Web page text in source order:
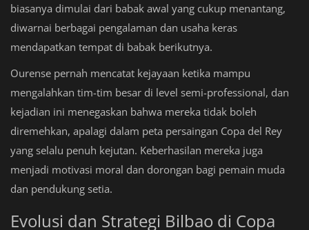
biasanya dimulai dari babak awal yang cukup menantang,
diwarnai berbagai pengalaman dan usaha keras
mendapatkan tempat di babak berikutnya.
Ourense pernah mencatat kejayaan ketika mampu
mengalahkan tim-tim besar di level semi-professional, dan
kejadian ini menegaskan bahwa mereka tidak boleh
diremehkan, apalagi dalam peta persaingan Copa del Rey
yang selalu penuh kejutan. Keberhasilan mereka juga
menjadi motivasi moral dan dorongan bagi pemain muda
dan pendukung setia.
Evolusi dan Strategi Bilbao di Copa